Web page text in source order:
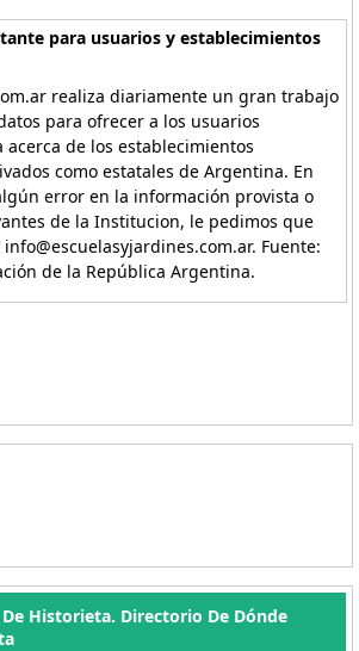
para usuarios y establecimientos
realiza diariamente un gran trabajo
para ofrecer a los usuarios
de los establecimientos
como estatales de Argentina. En
error en la información provista o
de la Institucion, le pedimos que
Fuente:
de la República Argentina.
Historieta. Directorio De Dónde